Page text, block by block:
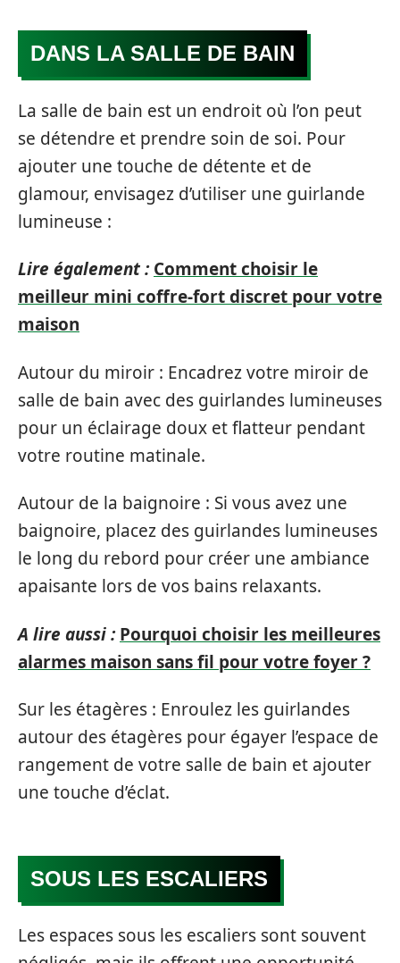
DANS LA SALLE DE BAIN
La salle de bain est un endroit où l’on peut
se détendre et prendre soin de soi. Pour
ajouter une touche de détente et de
glamour, envisagez d’utiliser une guirlande
lumineuse :
Lire également : Comment choisir le
meilleur mini coffre-fort discret pour votre
maison
Autour du miroir : Encadrez votre miroir de
salle de bain avec des guirlandes lumineuses
pour un éclairage doux et flatteur pendant
votre routine matinale.
Autour de la baignoire : Si vous avez une
baignoire, placez des guirlandes lumineuses
le long du rebord pour créer une ambiance
apaisante lors de vos bains relaxants.
A lire aussi : Pourquoi choisir les meilleures
alarmes maison sans fil pour votre foyer ?
Sur les étagères : Enroulez les guirlandes
autour des étagères pour égayer l’espace de
rangement de votre salle de bain et ajouter
une touche d’éclat.
SOUS LES ESCALIERS
Les espaces sous les escaliers sont souvent